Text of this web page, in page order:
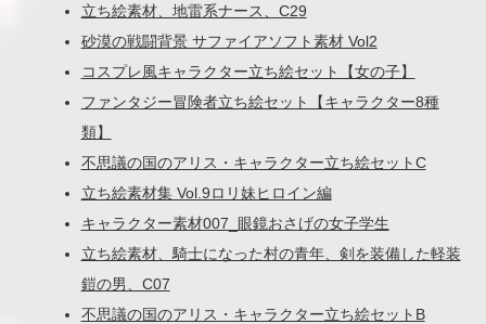
立ち絵素材、地雷系ナース、C29
砂漠の戦闘背景 サファイアソフト素材 Vol2
コスプレ風キャラクター立ち絵セット【女の子】
ファンタジー冒険者立ち絵セット【キャラクター8種
類】
不思議の国のアリス・キャラクター立ち絵セットC
立ち絵素材集 Vol.9ロリ妹ヒロイン編
キャラクター素材007_眼鏡おさげの女子学生
立ち絵素材、騎士になった村の青年、剣を装備した軽装
鎧の男、C07
不思議の国のアリス・キャラクター立ち絵セットB